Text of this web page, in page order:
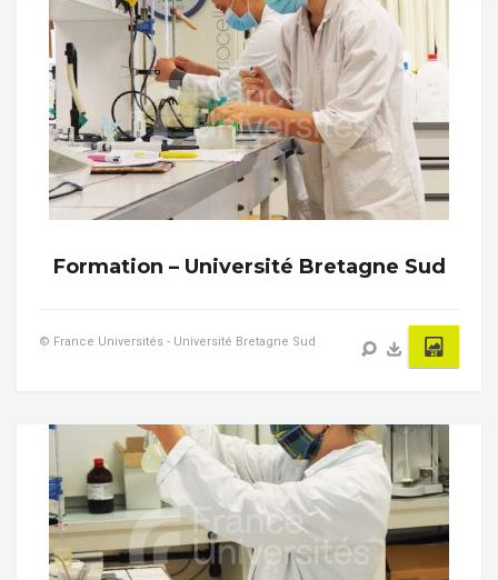
Formation – Université Bretagne Sud
© France Universités - Université Bretagne Sud